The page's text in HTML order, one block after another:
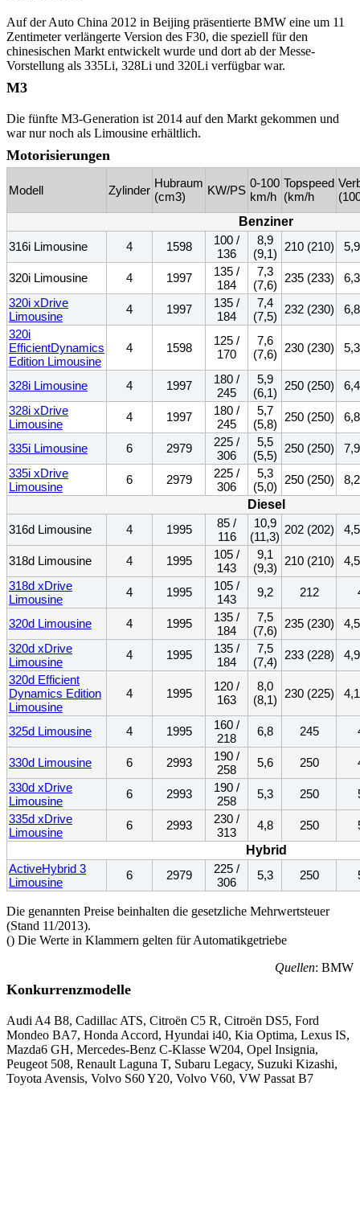
Auf der Auto China 2012 in Beijing präsentierte BMW eine um 11
Zentimeter verlängerte Version des F30, die speziell für den
chinesischen Markt entwickelt wurde und dort ab der Messe-
Vorstellung als 335Li, 328Li und 320Li verfügbar war.
M3
Die fünfte M3-Generation ist 2014 auf den Markt gekommen und
war nur noch als Limousine erhältlich.
Motorisierungen
Modell Zylinder
Hubraum
(cm3)
KW/PS
0-100
km/h
Topspeed
(km/h
Benziner
316i Limousine
4 1598
100 /
136
8,9
(9,1)
210 (210)
320i Limousine 4 1997
135 /
184
7,3
(7,6)
235 (233)
320i xDrive
Limousine
4 1997
135 /
184
7,4
(7,5)
232 (230)
320i
EfficientDynamics
Edition Limousine
4 1598
125 /
170
7,6
(7,6)
230 (230)
328i Limousine 4 1997
180 /
245
5,9
(6,1)
250 (250)
328i xDrive
Limousine
4 1997
180 /
245
5,7
(5,8)
250 (250)
335i Limousine 6 2979
225 /
306
5,5
(5,5)
250 (250)
335i xDrive
Limousine
6 2979
225 /
306
5,3
(5,0)
250 (250)
Diesel
316d Limousine
4 1995
85 /
116
10,9
(11,3)
202 (202)
318d Limousine 4 1995
105 /
143
9,1
(9,3)
210 (210)
318d xDrive
Limousine
4 1995
105 /
143
9,2 212
320d Limousine 4 1995
135 /
184
7,5
(7,6)
235 (230)
320d xDrive
Limousine
4 1995
135 /
184
7,5
(7,4)
233 (228)
320d Efficient
Dynamics Edition
Limousine
4 1995
120 /
163
8,0
(8,1)
230 (225)
325d Limousine 4 1995
160 /
218
6,8 245
330d Limousine 6 2993
190 /
258
5,6 250
330d xDrive
Limousine
6 2993
190 /
258
5,3 250
335d xDrive
Limousine
6 2993
230 /
313
4,8 250
Hybrid
ActiveHybrid 3
Limousine
6 2979
225 /
306
5,3 250
Die genannten Preise beinhalten die gesetzliche Mehrwertsteuer
(Stand 11/2013).
() Die Werte in Klammern gelten für Automatikgetriebe
Quellen: BMW
Konkurrenzmodelle
Audi A4 B8, Cadillac ATS, Citroën C5 R, Citroën DS5, Ford
Mondeo BA7, Honda Accord, Hyundai i40, Kia Optima, Lexus IS,
Mazda6 GH, Mercedes-Benz C-Klasse W204, Opel Insignia,
Peugeot 508, Renault Laguna T, Subaru Legacy, Suzuki Kizashi,
Toyota Avensis, Volvo S60 Y20, Volvo V60, VW Passat B7